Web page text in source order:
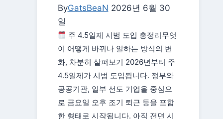
·
인
과
사
무
실
·
ByGatsBeaN 2026년 6월 30
일
주 4.5일제 시범 도입 총정리무엇
이 어떻게 바뀌나 일하는 방식의 변
화, 차분히 살펴보기 2026년부터 주
4.5일제가 시범 도입됩니다. 정부와
공공기관, 일부 선도 기업을 중심으
로 금요일 오후 조기 퇴근 등을 포함
한 형태로 시작됩니다. 아직 전면 시